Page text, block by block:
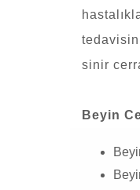
sinir
Beyin